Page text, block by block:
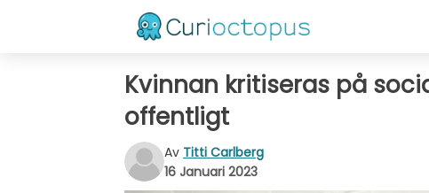
Kvinnan kritiseras på
offentligt
Av Titti Carlberg
16 Januari 2023